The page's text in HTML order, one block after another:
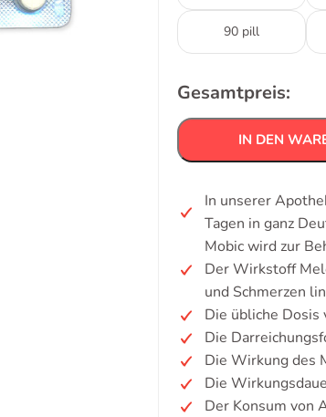
90 pill
Gesamtpreis:
IN DEN
In unserer
Tagen in ganz
Mobic wird zur
Der Wirkstoff
und Schmerzen
Die übliche
Die
Die Wirkung des
Die
Der Konsum von